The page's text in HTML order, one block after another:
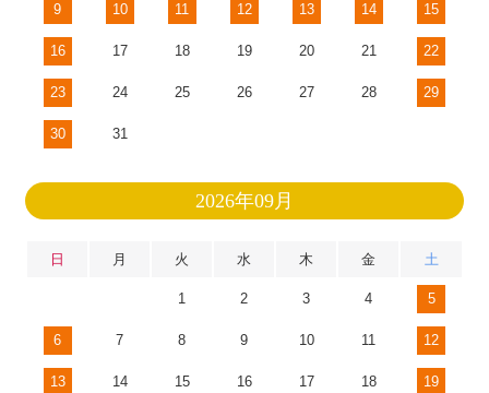
9 10 11 12 13 14 15
16 17 18 19 20 21 22
23 24 25 26 27 28 29
30 31
2026年09月
日 月 火 水 木 金 土
1 2 3 4 5
6 7 8 9 10 11 12
13 14 15 16 17 18 19